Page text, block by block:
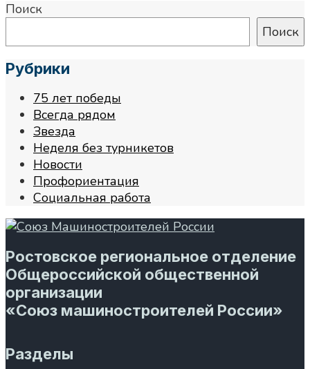
Поиск
Поиск
Рубрики
75 лет победы
Всегда рядом
Звезда
Неделя без турникетов
Новости
Профориентация
Социальная работа
Ростовское региональное отделение
Общероссийской общественной
организации
«Союз машиностроителей России»
Разделы